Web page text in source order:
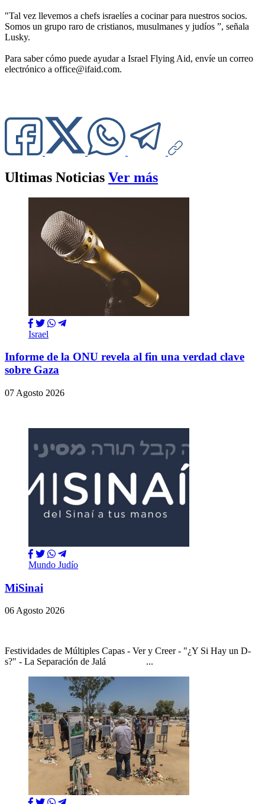
"Tal vez llevemos a chefs israelíes a cocinar para nuestros socios.
Somos un grupo raro de cristianos, musulmanes y judíos ”, señala
Lusky.
Para saber cómo puede ayudar a Israel Flying Aid, envíe un correo
electrónico a office@ifaid.com.
Ultimas Noticias Ver más
Israel
Informe de la ONU revela al fin una verdad clave
sobre Gaza
07 Agosto 2026
Mundo Judío
MiSinai
06 Agosto 2026
Festividades de Múltiples Capas - Ver y Creer - "¿Y Si Hay un D-
s?" - La Separación de Jalá ...